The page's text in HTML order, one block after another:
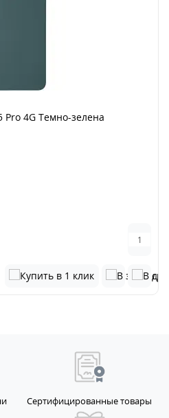
Pro 4G Темно-зелена
Сертифицированные товары